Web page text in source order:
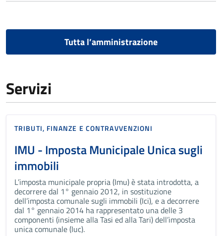
Tutta l’amministrazione
Servizi
TRIBUTI, FINANZE E CONTRAVVENZIONI
IMU - Imposta Municipale Unica sugli
immobili
L’imposta municipale propria (Imu) è stata introdotta, a
decorrere dal 1° gennaio 2012, in sostituzione
dell’imposta comunale sugli immobili (Ici), e a decorrere
dal 1° gennaio 2014 ha rappresentato una delle 3
componenti (insieme alla Tasi ed alla Tari) dell’imposta
unica comunale (Iuc).